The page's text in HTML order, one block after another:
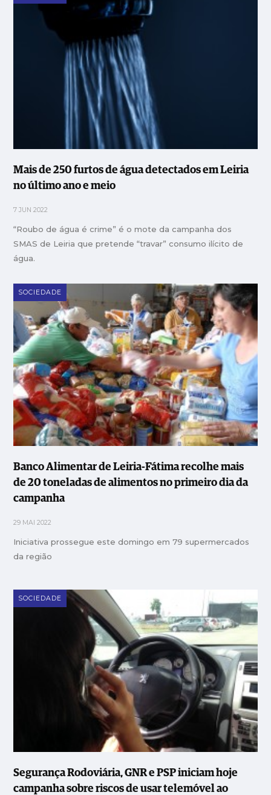
Mais de 250 furtos de água detectados em Leiria
no último ano e meio
7 JUN 2022
“Roubo de água é crime” é o mote da campanha dos
SMAS de Leiria que pretende “travar” consumo ilícito de
água.
SOCIEDADE
Banco Alimentar de Leiria-Fátima recolhe mais
de 20 toneladas de alimentos no primeiro dia da
campanha
29 MAI 2022
Iniciativa prossegue este domingo em 79 supermercados
da região
SOCIEDADE
Segurança Rodoviária, GNR e PSP iniciam hoje
campanha sobre riscos de usar telemóvel ao